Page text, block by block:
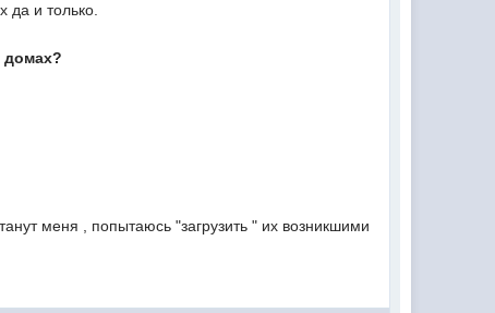
да и только.
домах?
меня , попытаюсь "загрузить " их возникшими